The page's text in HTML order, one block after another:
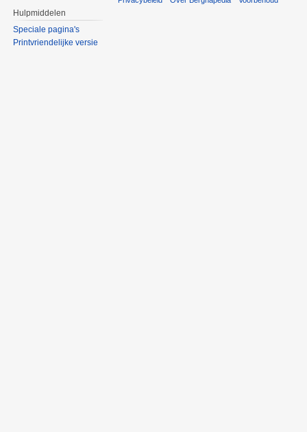
Hulpmiddelen
Speciale pagina's
Printvriendelijke versie